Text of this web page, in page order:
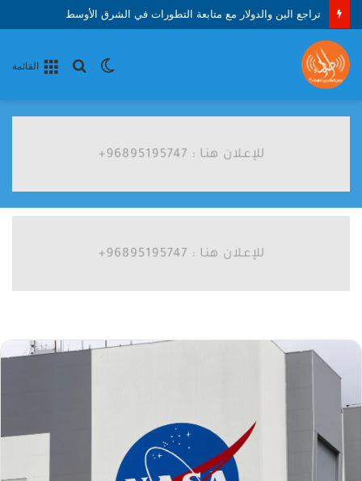
تراجع الين والدولار مع متابعة التطورات في الشرق الأوسط
القائمة
بحث الوضع